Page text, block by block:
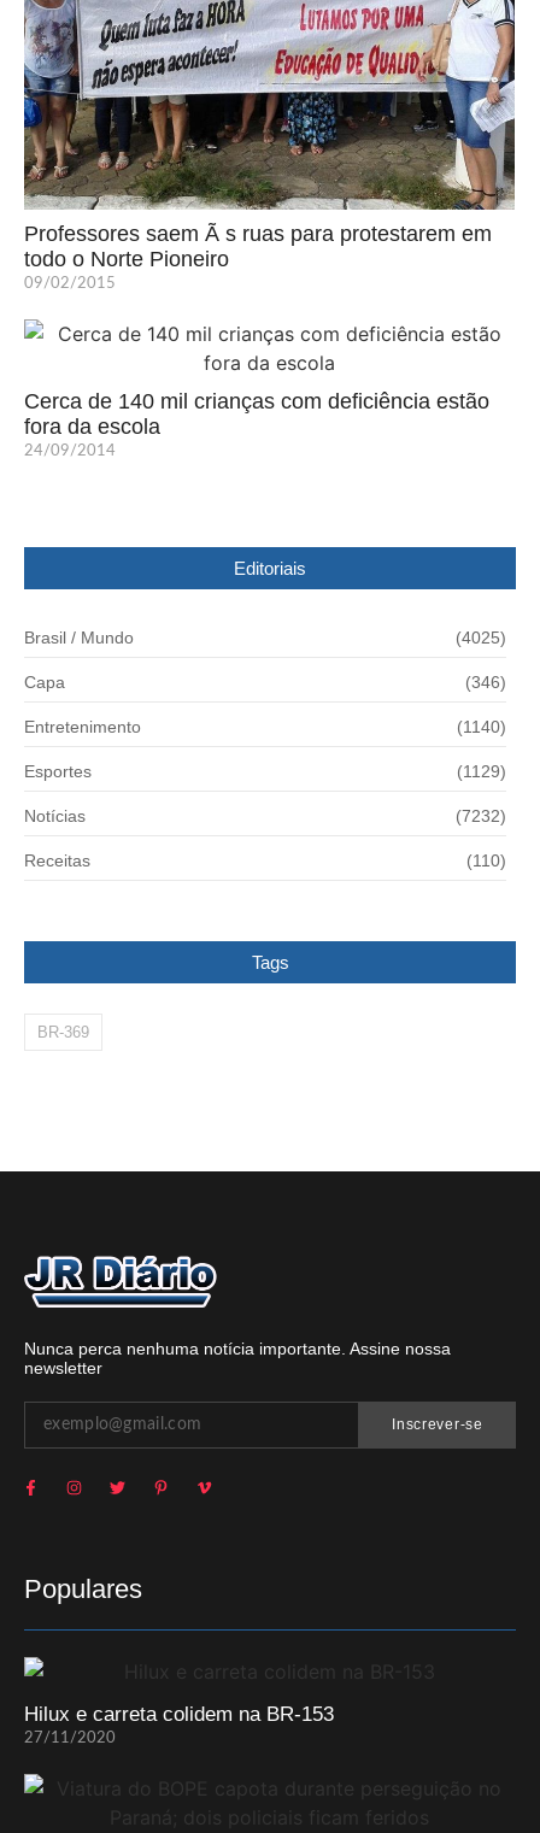
Professores saem Ã s ruas para protestarem em
todo o Norte Pioneiro
09/02/2015
Cerca de 140 mil crianças com deficiência estão
fora da escola
24/09/2014
Editoriais
Brasil / Mundo (4025)
Capa (346)
Entretenimento (1140)
Esportes (1129)
Notícias (7232)
Receitas (110)
Tags
BR-369
Nunca perca nenhuma notícia importante. Assine nossa
newsletter
Inscrever-se
Populares
Hilux e carreta colidem na BR-153
27/11/2020